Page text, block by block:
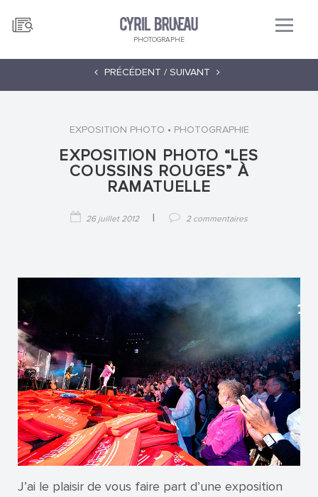
PHOTOGRAPHE
PRÉCÉDENT / SUIVANT
EXPOSITION PHOTO • PHOTOGRAPHIE
EXPOSITION PHOTO “LES
COUSSINS ROUGES” À
RAMATUELLE
26 juillet 2012 2 commentaires
J’ai le plaisir de vous faire part d’une exposition